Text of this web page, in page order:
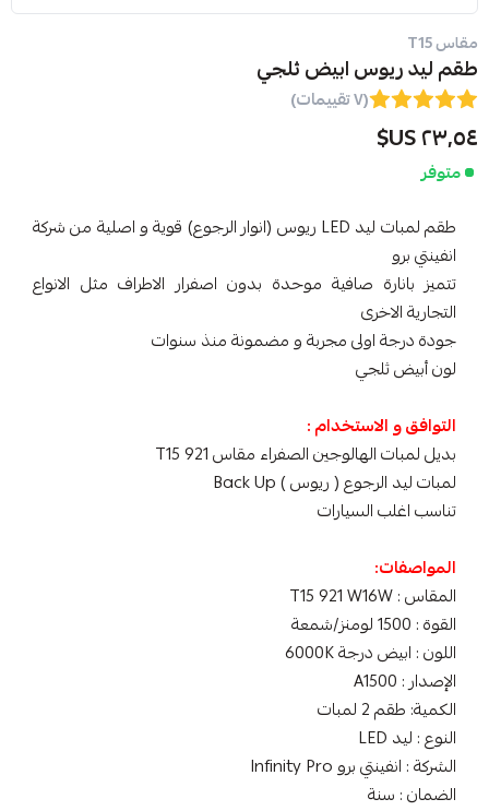
مقاس T15
طقم ليد ريوس ابيض ثلجي
(٧ تقييمات)
٢٣٫٥٤ US$
متوفر
طقم لمبات ليد LED ريوس (انوار الرجوع) قوية و اصلية من شركة
انفينتي برو
تتميز بانارة صافية موحدة بدون اصفرار الاطراف مثل الانواع
التجارية الاخرى
جودة درجة اولى مجربة و مضمونة منذ سنوات
لون أبيض ثلجي
التوافق و الاستخدام :
بديل لمبات الهالوجين الصفراء مقاس T15 921
لمبات ليد الرجوع ( ريوس ) Back Up
تناسب اغلب السيارات
المواصفات:
المقاس : T15 921 W16W
القوة : 1500 لومنز/شمعة
اللون : ابيض درجة 6000K
الإصدار : A1500
الكمية: طقم 2 لمبات
النوع : ليد LED
الشركة : انفينتي برو Infinity Pro
الضمان : سنة